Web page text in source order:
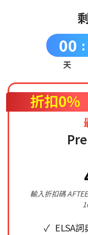
00
天
:
折扣0%
輸入折扣碼
ELSA詞